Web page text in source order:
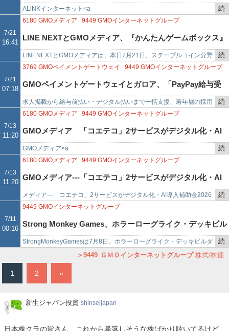
事
承継
ALiNKインターネット<a
href="https://web.fisco.jp/platform/companies/07077…
続
記
事
で
7/21
16:41
6180 GMOメディア 9449 GMOインターネットグループ
LINE NEXTとGMOメディア、『かんたんゲームボックス』
『まいにちクイズボックス』におけるステーブルコインを
活用したリワード導入で協業
LINENEXTとGMOメディアは、本日7月21日、ステーブルコイン分野
における日本国内新規事業の共同開発を目的とした基本合意書(MOU)
続
き
記
事
7/21
07:18
3769 GMOペイメントゲートウェイ 9449 GMOインターネットグループ
GMOペイメントゲートウェイとガロア、「PayPay給与受
取」対応の採用・定着プラン開始
求人掲載から給与前払い・デジタル払いまで一括支援、若年層の採用
と定着を後押しＧＭＯペイメントゲートウェイ＜３７６９＞（東証プ
続
記
事
7/13
11:20
6180 GMOメディア 9449 GMOインターネットグループ
GMOメディア 「コエテコ」2サービスがデジタル化・AI
導入補助金2026対象ツールに認定
GMOメディア<a
href="https://web.fisco.jp/platform/companies/0618000?fm…
続
記
事
7/13
11:20
6180 GMOメディア 9449 GMOインターネットグループ
GMOメディア---「コエテコ」2サービスがデジタル化・AI
導入補助金2026対象ツールに認定
メディア---「コエテコ」2サービスがデジタル化・AI導入補助金2026
対象ツールに認定GMOメディア<6180>は10日、教育機関向けサービ
続
記
事
で
7/11
00:16
9449 GMOインターネットグループ
Strong Monkey Games、ホラーローグライク・デッキビル
ダー『DEAD SPIN』を2026年後半に発売すると発表
StrongMonkeyGamesは7月8日、ホラーローグライク・デッキビルダ
ー『DEADSPIN』を発表した。PC(Steam)向けに開発が進めら…
続
き
9449 ＧＭＯインターネットグループ株式/株価
1 2 »
新
新生ジャパン投資 shinseijapan
日本株クラの皆さん、これから暴落しそうな株ばかり呟いてるけど